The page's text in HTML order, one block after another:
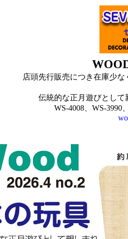
店頭先行販売につき在庫少
伝統的な正月遊びとし
WS-4008、 WS-3990